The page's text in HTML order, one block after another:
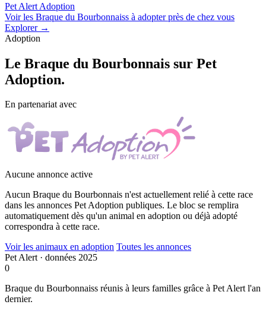
Pet Alert Adoption
Voir les Braque du Bourbonnaiss à adopter près de chez vous
Explorer →
Adoption
Le Braque du Bourbonnais sur Pet
Adoption.
En partenariat avec
Aucune annonce active
Aucun Braque du Bourbonnais n'est actuellement relié à cette race
dans les annonces Pet Adoption publiques. Le bloc se remplira
automatiquement dès qu'un animal en adoption ou déjà adopté
correspondra à cette race.
Voir les animaux en adoption Toutes les annonces
Pet Alert · données 2025
0
Braque du Bourbonnaiss réunis à leurs familles grâce à Pet Alert l'an
dernier.